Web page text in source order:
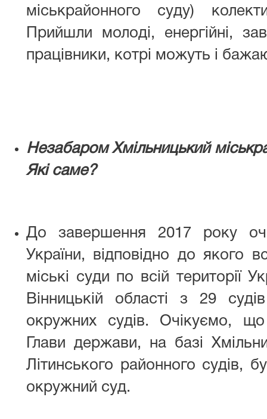
міськрайонного суду)
Прийшли молоді, енергійні,
працівники, котрі можуть і
Незабаром Хмільницький
Які саме?
До завершення 2017 року
України, відповідно до якого
міські суди по всій території
Вінницькій області з 29
окружних судів. Очікуємо, що
Глави держави, на базі
Літинського районного судів,
окружний суд.